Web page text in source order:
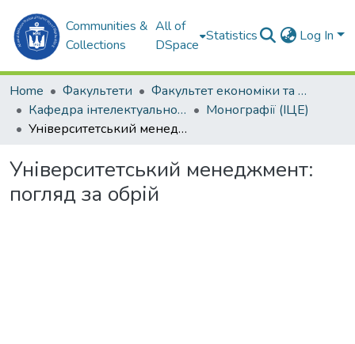
Communities &
Collections
All of
DSpace
Statistics Log In
Home Факультети
Факультет економіки та екології моря (ФЕЕМ)
Кафедра інтелектуальної цифрової економіки (ІЦЕ)
Монографії (ІЦЕ)
Університетський менеджмент: погляд за обрій
Університетський менеджмент:
погляд за обрій